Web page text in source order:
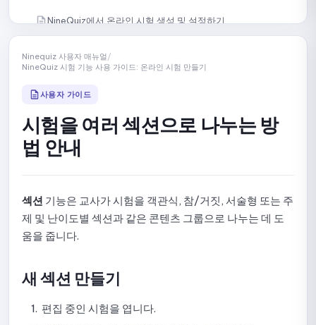
NineQuiz에서 온라인 시험 생성 및 설정하기
수동으로 문제 만들기
라이브러리에서 특정 문제 선택하기
시험을 여러 섹션으로 나누는 방법 안내
시험 내 문제 유형 사용 가이드
Ninequiz 사용자 매뉴얼 /
NineQuiz 시험 기능 사용 가이드: 온라인 시험 만들기
사용자 가이드
시험을 여러 섹션으로 나누는 방
법 안내
섹션 기능은 교사가 시험을 객관식, 참/거짓, 서술형 또는 주
제 및 난이도별 섹션과 같은 콘텐츠 그룹으로 나누는 데 도
움을 줍니다.
새 섹션 만들기
편집 중인 시험을 엽니다.